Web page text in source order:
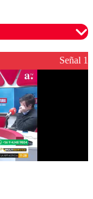
garantizar un
Señal 1